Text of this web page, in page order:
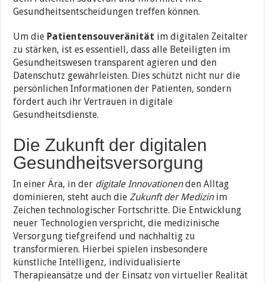
Gesundheitsentscheidungen treffen können.
Um die Patientensouveränität im digitalen Zeitalter
zu stärken, ist es essentiell, dass alle Beteiligten im
Gesundheitswesen transparent agieren und den
Datenschutz gewährleisten. Dies schützt nicht nur die
persönlichen Informationen der Patienten, sondern
fördert auch ihr Vertrauen in digitale
Gesundheitsdienste.
Die Zukunft der digitalen
Gesundheitsversorgung
In einer Ära, in der digitale Innovationenden Alltag
dominieren, steht auch dieZukunft der Medizinim
Zeichen technologischer Fortschritte. Die Entwicklung
neuer Technologien verspricht, die medizinische
Versorgung tiefgreifend und nachhaltig zu
transformieren. Hierbei spielen insbesondere
künstliche Intelligenz, individualisierte
Therapieansätze und der Einsatz von virtueller Realität